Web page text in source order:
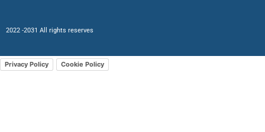
2022 -2031 All rights reserves
Privacy Policy Cookie Policy